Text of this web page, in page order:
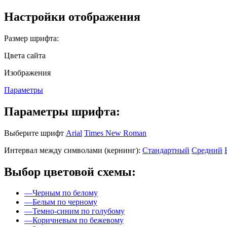
Настройки отображения
Размер шрифта:
Цвета сайта
Изображения
Параметры
Параметры шрифта:
Выберите шрифт Arial Times New Roman
Интервал между символами (кернинг): Стандартный Средний
Выбор цветовой схемы:
—Черным по белому
—Белым по черному
—Темно-синим по голубому
—Коричневым по бежевому